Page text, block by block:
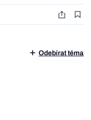
Odebírat téma